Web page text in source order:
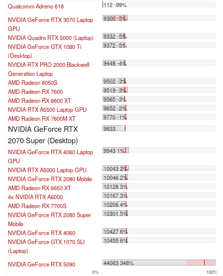
Qualcomm Adreno 618 112 -99%
...
NVIDIA GeForce RTX 3070 Laptop
GPU
9300 -5%
NVIDIA Quadro RTX 5000 (Laptop)
9332 -5%
NVIDIA GeForce GTX 1080 Ti
(Desktop)
9372 -5%
NVIDIA RTX PRO 2000 Blackwell
Generation Laptop
9448 -4%
AMD Radeon 8050S
9502 -3%
AMD Radeon RX 7600
9519 -3%
AMD Radeon RX 6600 XT
9565 -3%
NVIDIA RTX A5500 Laptop GPU
9652 -2%
AMD Radeon RX 7600M XT
9770 -1%
NVIDIA GeForce RTX
2070 Super (Desktop)
9833
NVIDIA GeForce RTX 4060 Laptop
GPU
9943 1%
NVIDIA RTX A5000 Laptop GPU
10043 2%
NVIDIA GeForce RTX 2080 Mobile
10046 2%
AMD Radeon RX 6650 XT
10128 3%
4x NVIDIA RTX A6000
10167 3%
AMD Radeon RX 7700S
10206 4%
NVIDIA GeForce RTX 2080 Super
Mobile
10301 5%
NVIDIA GeForce RTX 4060
10427 6%
NVIDIA GeForce GTX 1070 SLI
(Laptop)
10455 6%
...
NVIDIA GeForce RTX 5090 44063 348%
0% 100%